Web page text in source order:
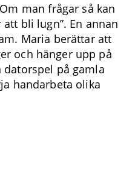
man frågar så kan
bli lugn”. En annan
Maria berättar att
och hänger upp på
på gamla
handarbeta olika